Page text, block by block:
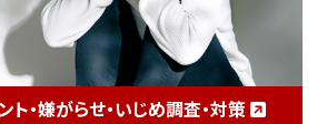
ト・嫌がらせ・いじめ調査・対策